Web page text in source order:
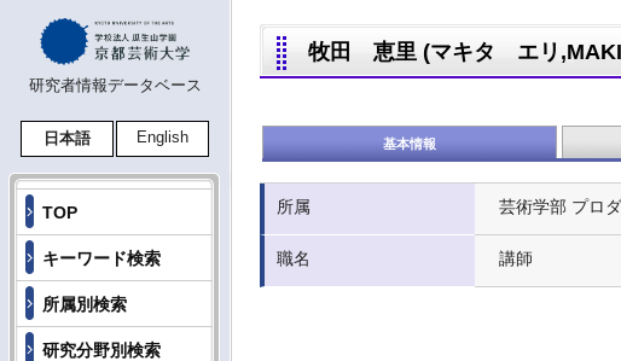
研究者情報データベース
日本語 English
TOP
キーワード検索
所属別検索
研究分野別検索
牧田 恵里 (マキタ エリ
基本情報
所属 芸術学部 プロ
職名 講師